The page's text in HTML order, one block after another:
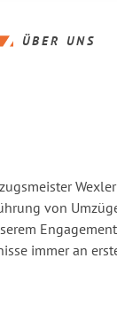
ÜBER UNS
von
immer an